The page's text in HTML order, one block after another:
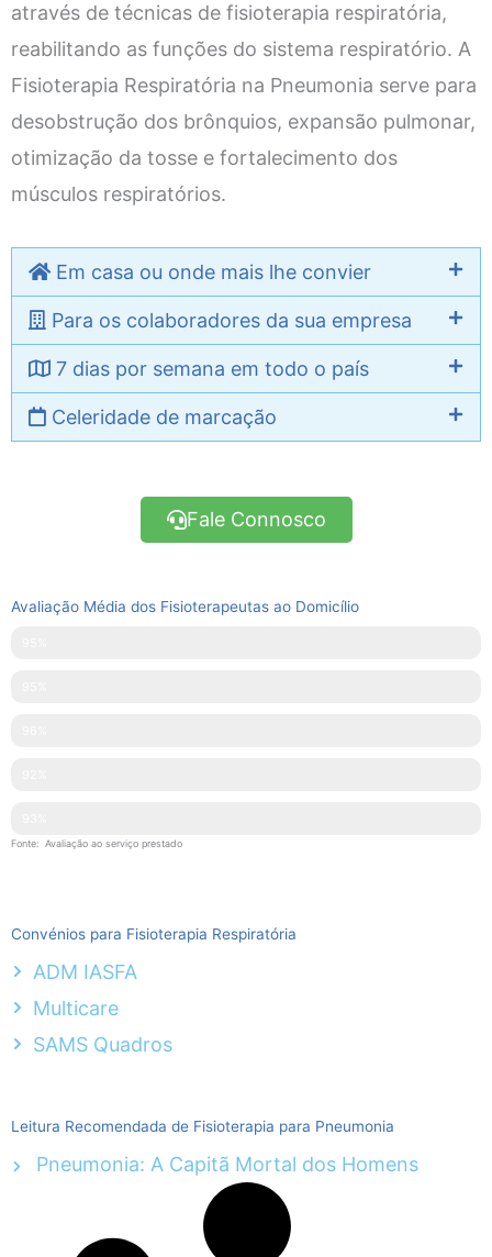
através de técnicas de fisioterapia respiratória,
reabilitando as funções do sistema respiratório. A
Fisioterapia Respiratória na Pneumonia serve para
desobstrução dos brônquios, expansão pulmonar,
otimização da tosse e fortalecimento dos
músculos respiratórios.
Em casa ou onde mais lhe convier
Para os colaboradores da sua empresa
7 dias por semana em todo o país
Celeridade de marcação
Fale Connosco
Avaliação Média dos Fisioterapeutas ao Domicílio
Fonte: Avaliação ao serviço prestado
Convénios para Fisioterapia Respiratória
ADM IASFA
Multicare
SAMS Quadros
Leitura Recomendada de Fisioterapia para Pneumonia
Pneumonia: A Capitã Mortal dos Homens